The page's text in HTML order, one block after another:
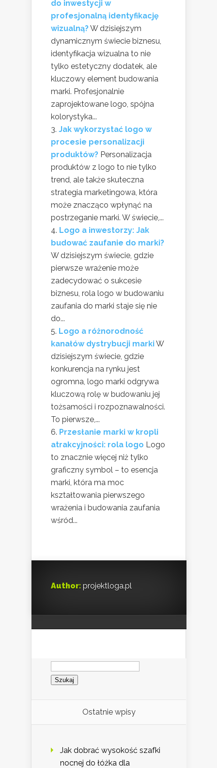
do inwestycji w
profesjonalną identyfikację
wizualną?W dzisiejszym
dynamicznym świecie biznesu,
identyfikacja wizualna to nie
tylko estetyczny dodatek, ale
kluczowy element budowania
marki. Profesjonalnie
zaprojektowane logo, spójna
kolorystyka...
Jak wykorzystać logo w
procesie personalizacji
produktów? Personalizacja
produktów z logo to nie tylko
trend, ale także skuteczna
strategia marketingowa, która
może znacząco wpłynąć na
postrzeganie marki. W świecie,...
Logo a inwestorzy: Jak
budować zaufanie do marki?
W dzisiejszym świecie, gdzie
pierwsze wrażenie może
zadecydować o sukcesie
biznesu, rola logo w budowaniu
zaufania do marki staje się nie
do...
Logo a różnorodność
kanałów dystrybucji markiW
dzisiejszym świecie, gdzie
konkurencja na rynku jest
ogromna, logo marki odgrywa
kluczową rolę w budowaniu jej
tożsamości i rozpoznawalności.
To pierwsze,...
Przesłanie marki w kropli
atrakcyjności: rola logo Logo
to znacznie więcej niż tylko
graficzny symbol – to esencja
marki, która ma moc
kształtowania pierwszego
wrażenia i budowania zaufania
wśród...
Author: projektloga.pl
Szukaj:
Ostatnie wpisy
Jak dobrać wysokość szafki
nocnej do łóżka dla